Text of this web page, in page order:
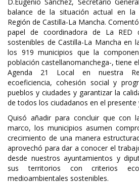
balance de la situación actual en la
Región de Castilla-La Mancha.
papel de coordinadora de La RED
sostenibles de Castilla-La Mancha en
los 919 municipios que la
población castellanomanchega-, tiene
Agenda 21 Local en nuestra
ecoeficiencia, cohesión social y
pueblos y ciudades y garantizar la
de todos los ciudadanos en el presente
Quisó añadir para concluir que con
marco, los municipios asumen
crecimiento de una manera
aprovechó para dar a conocer el
desde nuestros ayuntamientos y
sus territorios con criterios
medioambientales sostenibles.